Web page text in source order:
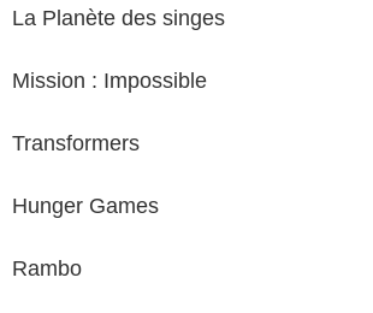
La Planète des singes
Mission : Impossible
Transformers
Hunger Games
Rambo